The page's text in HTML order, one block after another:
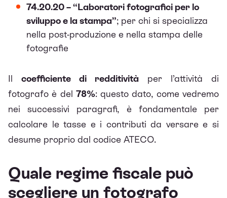
74.20.20 – “Laboratori fotografici per lo
sviluppo e la stampa”; per chi si specializza
nella post-produzione e nella stampa delle
fotografie
Il coefficiente di redditività per l’attività di
fotografo è del 78%: questo dato, come vedremo
nei successivi paragrafi, è fondamentale per
calcolare le tasse e i contributi da versare e si
desume proprio dal codice ATECO.
Quale regime fiscale può
scegliere un fotografo